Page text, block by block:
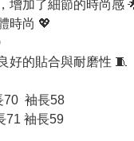
增加了細節的時尚感
時尚 💖
好的貼合與耐磨性 🧵
70 袖長58
71 袖長59